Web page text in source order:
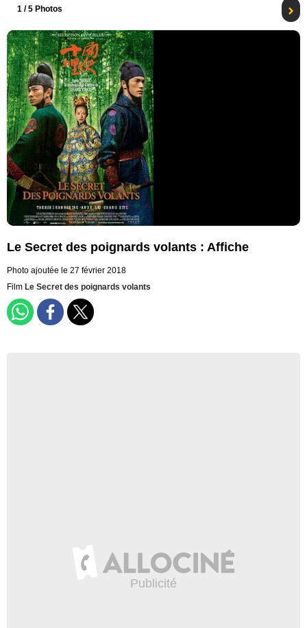
1 / 5 Photos
Le Secret des poignards volants : Affiche
Photo ajoutée le 27 février 2018
Film Le Secret des poignards volants